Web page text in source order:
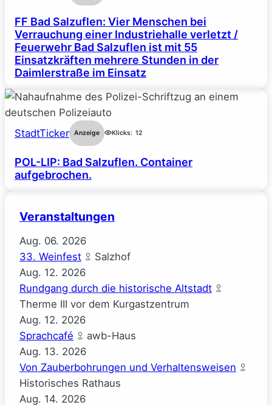
FF Bad Salzuflen: Vier Menschen bei
Verrauchung einer Industriehalle verletzt /
Feuerwehr Bad Salzuflen ist mit 55
Einsatzkräften mehrere Stunden in der
Daimlerstraße im Einsatz
StadtTicker Anzeige Klicks: 12
POL-LIP: Bad Salzuflen. Container
aufgebrochen.
Veranstaltungen
Aug. 06. 2026
33. Weinfest
Salzhof
Aug. 12. 2026
Rundgang durch die historische Altstadt
Therme III vor dem Kurgastzentrum
Aug. 12. 2026
Sprachcafé
awb-Haus
Aug. 13. 2026
Von Zauberbohrungen und Verhaltensweisen
Historisches Rathaus
Aug. 14. 2026